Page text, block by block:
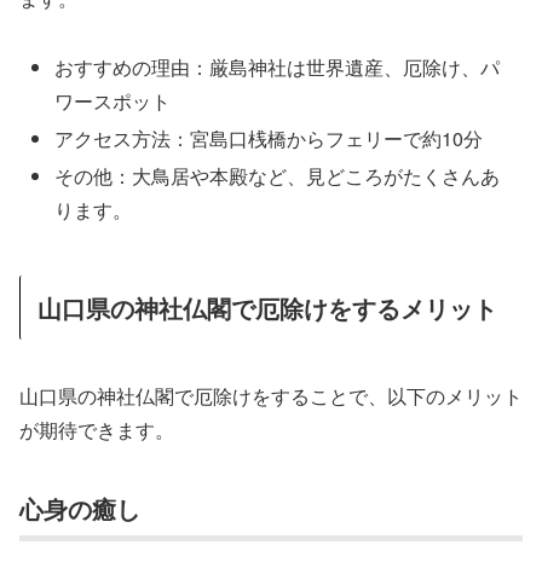
おすすめの理由：厳島神社は世界遺産、厄除け、パ
ワースポット
アクセス方法：宮島口桟橋からフェリーで約10分
その他：大鳥居や本殿など、見どころがたくさんあ
ります。
山口県の神社仏閣で厄除けをするメリット
山口県の神社仏閣で厄除けをすることで、以下のメリット
が期待できます。
心身の癒し